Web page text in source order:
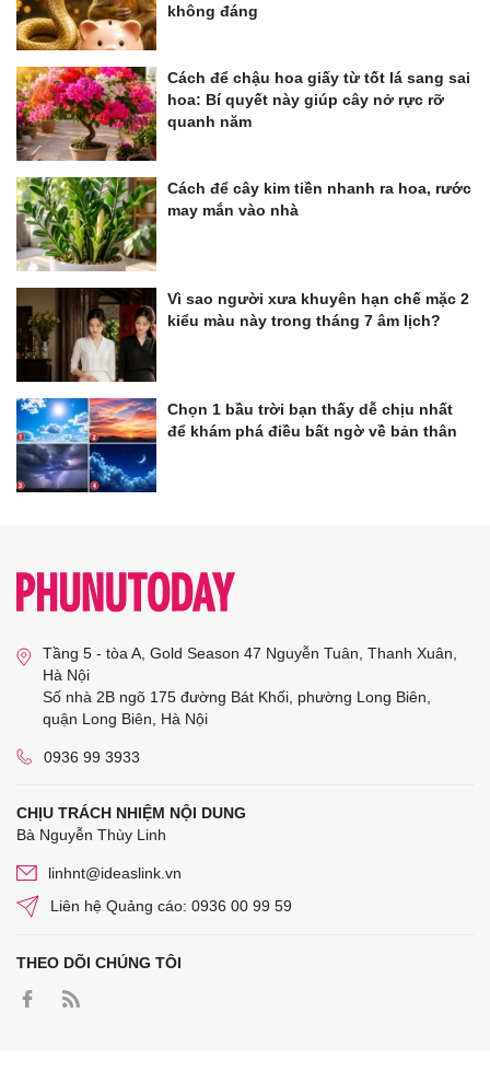
không đáng
Cách để chậu hoa giấy từ tốt lá sang sai
hoa: Bí quyết này giúp cây nở rực rỡ
quanh năm
Cách để cây kim tiền nhanh ra hoa, rước
may mắn vào nhà
Vì sao người xưa khuyên hạn chế mặc 2
kiểu màu này trong tháng 7 âm lịch?
Chọn 1 bầu trời bạn thấy dễ chịu nhất
để khám phá điều bất ngờ về bản thân
Tầng 5 - tòa A, Gold Season 47 Nguyễn Tuân, Thanh Xuân,
Hà Nội
Số nhà 2B ngõ 175 đường Bát Khối, phường Long Biên,
quận Long Biên, Hà Nội
0936 99 3933
CHỊU TRÁCH NHIỆM NỘI DUNG
Bà Nguyễn Thùy Linh
linhnt@ideaslink.vn
Liên hệ Quảng cáo: 0936 00 99 59
THEO DÕI CHÚNG TÔI